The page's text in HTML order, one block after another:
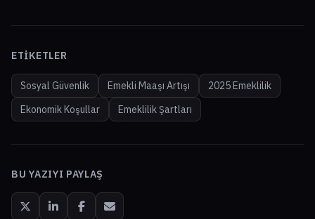
ETIKETLER
Sosyal Güvenlik Emekli Maaşı Artışı
2025 Emeklilik
Ekonomik Koşullar
Emeklilik Şartları
BU YAZIYI PAYLAŞ